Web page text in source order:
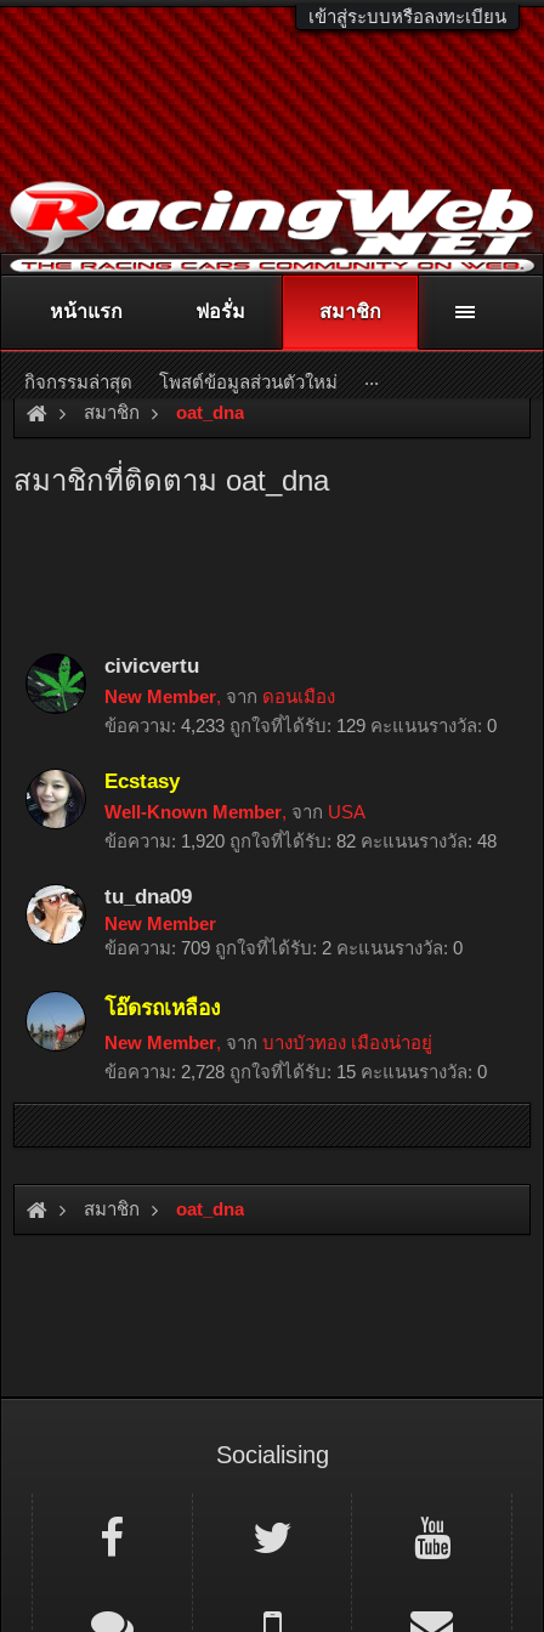
เข้าสู่ระบบหรือลงทะเบียน
ติดต่อลงโฆษณา racingweb@gmail.comหรือโทร. 081-811-1138
หรืออ่านรายละเอียดเพิ่มเติม คลิกที่นี่
สมาชิก oat_dna
สมาชิกที่ติดตาม oat_dna
civicvertu
New Member, จาก ดอนเมือง
ข้อความ: 4,233 ถูกใจที่ได้รับ: 129 คะแนนรางวัล: 0
Ecstasy
Well-Known Member, จาก USA
ข้อความ: 1,920 ถูกใจที่ได้รับ: 82 คะแนนรางวัล: 48
tu_dna09
New Member
ข้อความ: 709 ถูกใจที่ได้รับ: 2 คะแนนรางวัล: 0
โอ๊ดรถเหลือง
New Member, จาก บางบัวทอง เมืองน่าอยู่
ข้อความ: 2,728 ถูกใจที่ได้รับ: 15 คะแนนรางวัล: 0
สมาชิก oat_dna
หน้าแรก ฟอรั่ม สมาชิก
กิจกรรมล่าสุด โพสต์ข้อมูลส่วนตัวใหม่ ...
Socialising